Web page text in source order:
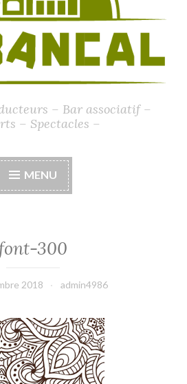
– Bar associatif –
– Spectacles –
MENU
300
2018 admin4986